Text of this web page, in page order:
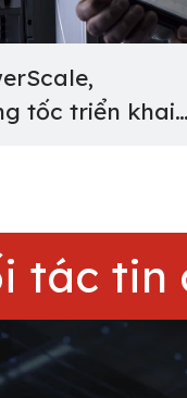
tốc triển khai
tác tin